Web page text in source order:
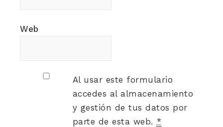
Web
Al usar este formulario
accedes al almacenamiento
y gestión de tus datos por
parte de esta web. *